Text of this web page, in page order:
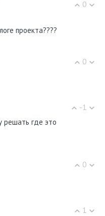
0
проекта????
0
-1
решать где это
0
1